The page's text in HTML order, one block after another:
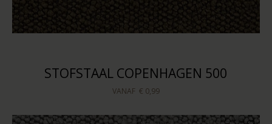
STOFSTAAL COPENHAGEN 500
VANAF € 0,99